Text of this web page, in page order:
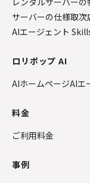
サーバーの仕様取次
AIエージェント
ロリポップ AI
AIホームページAIエ
料金
ご利用料金
事例